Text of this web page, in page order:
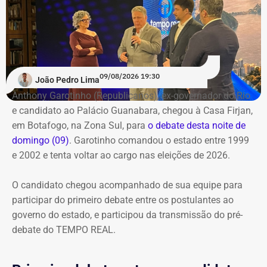
O público também poderá acompanhar a cobertura
especial do TEMPO REAL pelo Instagram do portal, com
transmissão e atualizações nos Stories. Estamos ao vivo
com o pré-debate desde às 19h.Acompanhe pelo link.
João Pedro Lima09/08/2026 19:30
Anthony Garotinho (Republicanos), ex-governador do Rio
e candidato ao Palácio Guanabara, chegou à Casa Firjan,
em Botafogo, na Zona Sul, para o debate desta noite de
domingo (09). Garotinho comandou o estado entre 1999
e 2002 e tenta voltar ao cargo nas eleições de 2026.
O candidato chegou acompanhado de sua equipe para
participar do primeiro debate entre os postulantes ao
governo do estado, e participou da transmissão do pré-
debate do TEMPO REAL.